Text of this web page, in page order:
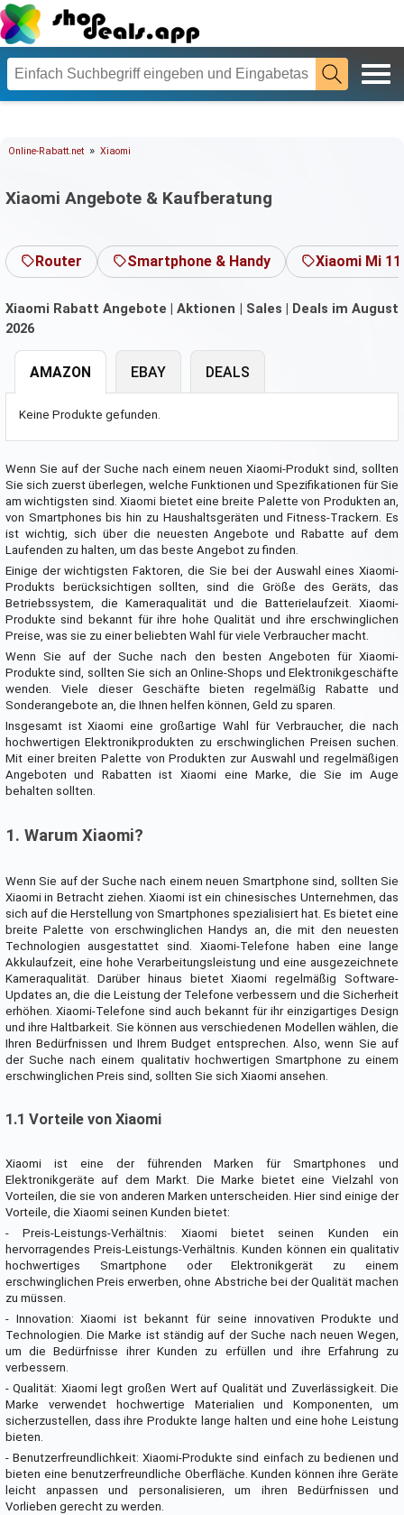
Online-Rabatt.net » Xiaomi
Xiaomi Angebote & Kaufberatung
Router Smartphone & Handy Xiaomi Mi 11
Xiaomi Rabatt Angebote | Aktionen | Sales | Deals im August
2026
AMAZON
Keine Produkte gefunden.
EBAY DEALS
Wenn Sie auf der Suche nach einem neuen Xiaomi-Produkt sind, sollten
Sie sich zuerst überlegen, welche Funktionen und Spezifikationen für Sie
am wichtigsten sind. Xiaomi bietet eine breite Palette von Produkten an,
von Smartphones bis hin zu Haushaltsgeräten und Fitness-Trackern. Es
ist wichtig, sich über die neuesten Angebote und Rabatte auf dem
Laufenden zu halten, um das beste Angebot zu finden.
Einige der wichtigsten Faktoren, die Sie bei der Auswahl eines Xiaomi-
Produkts berücksichtigen sollten, sind die Größe des Geräts, das
Betriebssystem, die Kameraqualität und die Batterielaufzeit. Xiaomi-
Produkte sind bekannt für ihre hohe Qualität und ihre erschwinglichen
Preise, was sie zu einer beliebten Wahl für viele Verbraucher macht.
Wenn Sie auf der Suche nach den besten Angeboten für Xiaomi-
Produkte sind, sollten Sie sich an Online-Shops und Elektronikgeschäfte
wenden. Viele dieser Geschäfte bieten regelmäßig Rabatte und
Sonderangebote an, die Ihnen helfen können, Geld zu sparen.
Insgesamt ist Xiaomi eine großartige Wahl für Verbraucher, die nach
hochwertigen Elektronikprodukten zu erschwinglichen Preisen suchen.
Mit einer breiten Palette von Produkten zur Auswahl und regelmäßigen
Angeboten und Rabatten ist Xiaomi eine Marke, die Sie im Auge
behalten sollten.
1. Warum Xiaomi?
Wenn Sie auf der Suche nach einem neuen Smartphone sind, sollten Sie
Xiaomi in Betracht ziehen. Xiaomi ist ein chinesisches Unternehmen, das
sich auf die Herstellung von Smartphones spezialisiert hat. Es bietet eine
breite Palette von erschwinglichen Handys an, die mit den neuesten
Technologien ausgestattet sind. Xiaomi-Telefone haben eine lange
Akkulaufzeit, eine hohe Verarbeitungsleistung und eine ausgezeichnete
Kameraqualität. Darüber hinaus bietet Xiaomi regelmäßig Software-
Updates an, die die Leistung der Telefone verbessern und die Sicherheit
erhöhen. Xiaomi-Telefone sind auch bekannt für ihr einzigartiges Design
und ihre Haltbarkeit. Sie können aus verschiedenen Modellen wählen, die
Ihren Bedürfnissen und Ihrem Budget entsprechen. Also, wenn Sie auf
der Suche nach einem qualitativ hochwertigen Smartphone zu einem
erschwinglichen Preis sind, sollten Sie sich Xiaomi ansehen.
1.1 Vorteile von Xiaomi
Xiaomi ist eine der führenden Marken für Smartphones und
Elektronikgeräte auf dem Markt. Die Marke bietet eine Vielzahl von
Vorteilen, die sie von anderen Marken unterscheiden. Hier sind einige der
Vorteile, die Xiaomi seinen Kunden bietet:
- Preis-Leistungs-Verhältnis: Xiaomi bietet seinen Kunden ein
hervorragendes Preis-Leistungs-Verhältnis. Kunden können ein qualitativ
hochwertiges Smartphone oder Elektronikgerät zu einem
erschwinglichen Preis erwerben, ohne Abstriche bei der Qualität machen
zu müssen.
- Innovation: Xiaomi ist bekannt für seine innovativen Produkte und
Technologien. Die Marke ist ständig auf der Suche nach neuen Wegen,
um die Bedürfnisse ihrer Kunden zu erfüllen und ihre Erfahrung zu
verbessern.
- Qualität: Xiaomi legt großen Wert auf Qualität und Zuverlässigkeit. Die
Marke verwendet hochwertige Materialien und Komponenten, um
sicherzustellen, dass ihre Produkte lange halten und eine hohe Leistung
bieten.
- Benutzerfreundlichkeit: Xiaomi-Produkte sind einfach zu bedienen und
bieten eine benutzerfreundliche Oberfläche. Kunden können ihre Geräte
leicht anpassen und personalisieren, um ihren Bedürfnissen und
Vorlieben gerecht zu werden.